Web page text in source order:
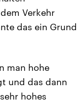
Verkehr
das ein Grund
man hohe
und das dann
hohes